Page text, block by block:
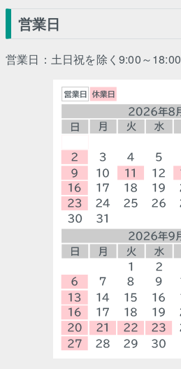
営業日
営業日：土日祝を除く9:00～18:00